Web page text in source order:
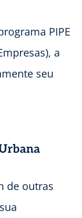
PIPE
a
seu
de outras